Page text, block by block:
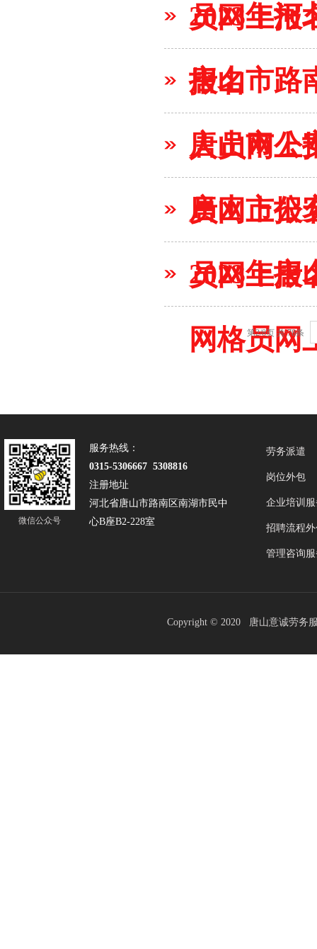
员网上报
2023年河
报名
唐山市路
人员网上
唐山市公
员网上报
唐山市公
员网上报
2023年唐
网格员网
第2/8页 共:78条
微信公众号
服务热线：
0315-5306667 5308816
注册地址
河北省唐山市路南区南湖市民中
心B座B2-228室
劳务派遣
岗位外包
企业培训
招聘流程
管理咨询
Copyright © 2020 唐山意诚劳务